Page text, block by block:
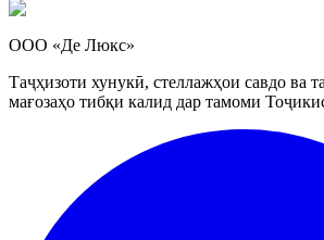
ООО «Де Люкс»
Таҷҳизоти хунукӣ, стеллажҳои савдо ва
мағозаҳо тибқи калид дар тамоми